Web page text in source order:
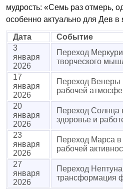
мудрость: «Семь раз отмерь,
особенно актуально для Дев в
Дата
Событие
3
января
2026
Переход
творческого
17
января
2026
Переход Венеры
рабочей
20
января
2026
Переход Солнца
здоровье и
23
января
2026
Переход Марса в
рабочей
27
января
2026
Переход
трансформация